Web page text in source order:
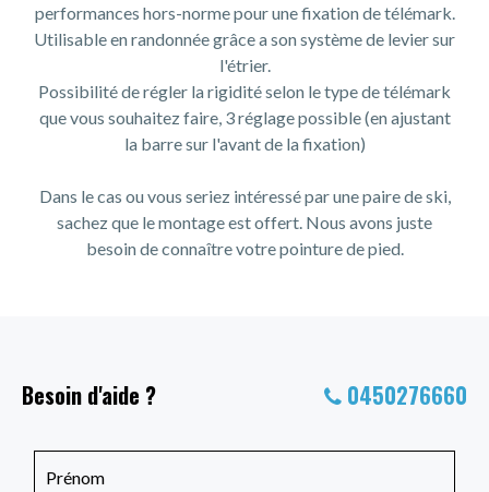
performances hors-norme pour une fixation de télémark.
Utilisable en randonnée grâce a son système de levier sur
l'étrier.
Possibilité de régler la rigidité selon le type de télémark
que vous souhaitez faire, 3 réglage possible (en ajustant
la barre sur l'avant de la fixation)
Dans le cas ou vous seriez intéressé par une paire de ski,
sachez que le montage est offert. Nous avons juste
besoin de connaître votre pointure de pied.
Besoin d'aide ? 0450276660